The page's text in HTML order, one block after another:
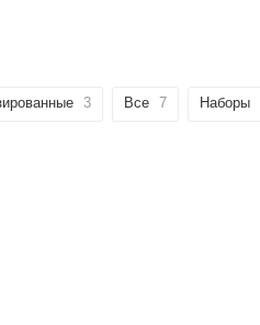
3 Все 7 Наборы